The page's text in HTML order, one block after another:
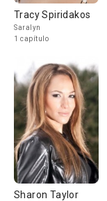
Tracy Spiridakos
Saralyn
1 capítulo
Sharon Taylor